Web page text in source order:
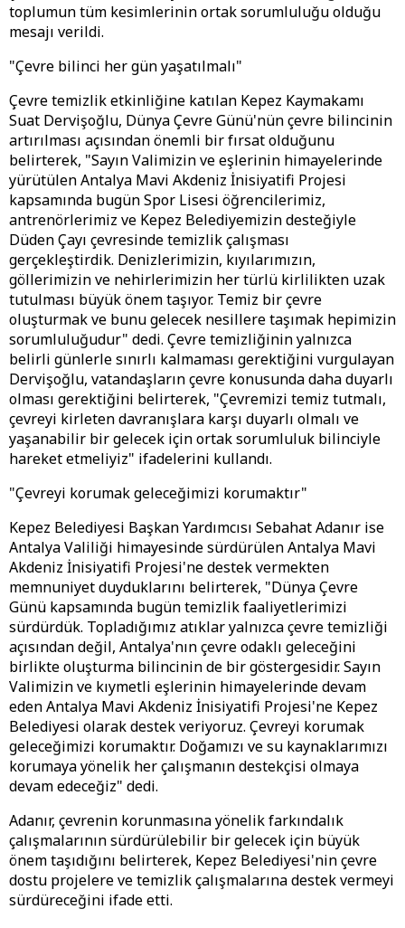
toplumun tüm kesimlerinin ortak sorumluluğu olduğu
mesajı verildi.
"Çevre bilinci her gün yaşatılmalı"
Çevre temizlik etkinliğine katılan Kepez Kaymakamı
Suat Dervişoğlu, Dünya Çevre Günü'nün çevre bilincinin
artırılması açısından önemli bir fırsat olduğunu
belirterek, "Sayın Valimizin ve eşlerinin himayelerinde
yürütülen Antalya Mavi Akdeniz İnisiyatifi Projesi
kapsamında bugün Spor Lisesi öğrencilerimiz,
antrenörlerimiz ve Kepez Belediyemizin desteğiyle
Düden Çayı çevresinde temizlik çalışması
gerçekleştirdik. Denizlerimizin, kıyılarımızın,
göllerimizin ve nehirlerimizin her türlü kirlilikten uzak
tutulması büyük önem taşıyor. Temiz bir çevre
oluşturmak ve bunu gelecek nesillere taşımak hepimizin
sorumluluğudur" dedi. Çevre temizliğinin yalnızca
belirli günlerle sınırlı kalmaması gerektiğini vurgulayan
Dervişoğlu, vatandaşların çevre konusunda daha duyarlı
olması gerektiğini belirterek, "Çevremizi temiz tutmalı,
çevreyi kirleten davranışlara karşı duyarlı olmalı ve
yaşanabilir bir gelecek için ortak sorumluluk bilinciyle
hareket etmeliyiz" ifadelerini kullandı.
"Çevreyi korumak geleceğimizi korumaktır"
Kepez Belediyesi Başkan Yardımcısı Sebahat Adanır ise
Antalya Valiliği himayesinde sürdürülen Antalya Mavi
Akdeniz İnisiyatifi Projesi'ne destek vermekten
memnuniyet duyduklarını belirterek, "Dünya Çevre
Günü kapsamında bugün temizlik faaliyetlerimizi
sürdürdük. Topladığımız atıklar yalnızca çevre temizliği
açısından değil, Antalya'nın çevre odaklı geleceğini
birlikte oluşturma bilincinin de bir göstergesidir. Sayın
Valimizin ve kıymetli eşlerinin himayelerinde devam
eden Antalya Mavi Akdeniz İnisiyatifi Projesi'ne Kepez
Belediyesi olarak destek veriyoruz. Çevreyi korumak
geleceğimizi korumaktır. Doğamızı ve su kaynaklarımızı
korumaya yönelik her çalışmanın destekçisi olmaya
devam edeceğiz" dedi.
Adanır, çevrenin korunmasına yönelik farkındalık
çalışmalarının sürdürülebilir bir gelecek için büyük
önem taşıdığını belirterek, Kepez Belediyesi'nin çevre
dostu projelere ve temizlik çalışmalarına destek vermeyi
sürdüreceğini ifade etti.